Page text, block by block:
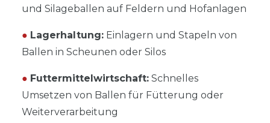
und Silageballen auf Feldern und Hofanlagen
● Lagerhaltung: Einlagern und Stapeln von
Ballen in Scheunen oder Silos
● Futtermittelwirtschaft: Schnelles
Umsetzen von Ballen für Fütterung oder
Weiterverarbeitung